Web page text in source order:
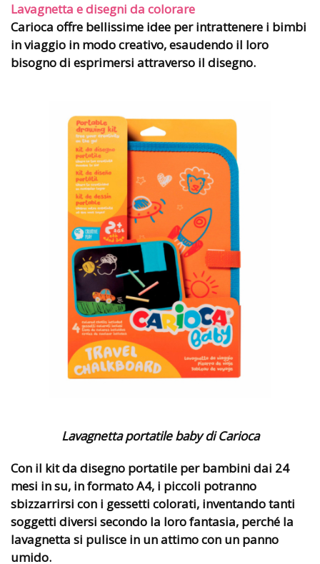
Lavagnetta e disegni da colorare
Carioca offre bellissime idee per intrattenere i bimbi
in viaggio in modo creativo, esaudendo il loro
bisogno di esprimersi attraverso il disegno.
Lavagnetta portatile baby di Carioca
Con il kit da disegno portatile per bambini dai 24
mesi in su, in formato A4, i piccoli potranno
sbizzarrirsi con i gessetti colorati, inventando tanti
soggetti diversi secondo la loro fantasia, perché la
lavagnetta si pulisce in un attimo con un panno
umido.